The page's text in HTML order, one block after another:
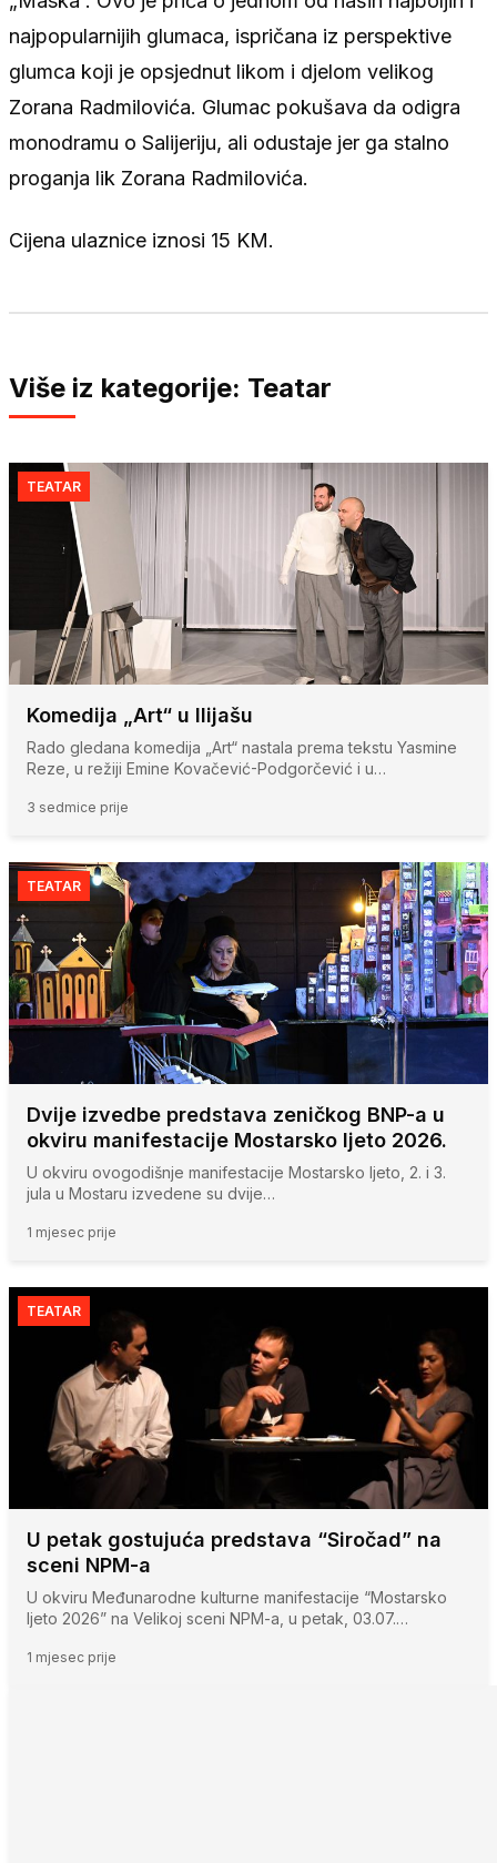
najpopularnijih glumaca, ispričana iz perspektive
glumca koji je opsjednut likom i djelom velikog
Zorana Radmilovića. Glumac pokušava da odigra
monodramu o Salijeriju, ali odustaje jer ga stalno
proganja lik Zorana Radmilovića.
Cijena ulaznice iznosi 15 KM.
Više iz kategorije: Teatar
TEATAR
Komedija „Art“ u Ilijašu
Rado gledana komedija „Art“ nastala prema tekstu Yasmine
Reze, u režiji Emine Kovačević-Podgorčević i u…
3 sedmice prije
TEATAR
Dvije izvedbe predstava zeničkog BNP-a u
okviru manifestacije Mostarsko ljeto 2026.
U okviru ovogodišnje manifestacije Mostarsko ljeto, 2. i 3.
jula u Mostaru izvedene su dvije…
1 mjesec prije
TEATAR
U petak gostujuća predstava “Siročad” na
sceni NPM-a
U okviru Međunarodne kulturne manifestacije “Mostarsko
ljeto 2026” na Velikoj sceni NPM-a, u petak, 03.07.…
1 mjesec prije